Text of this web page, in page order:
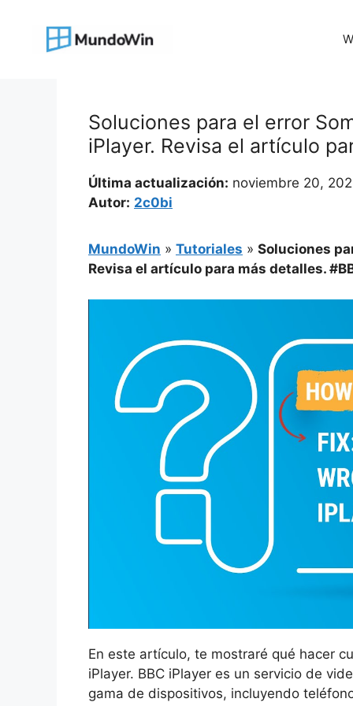
contenido
Soluciones para el error
iPlayer. Revisa el artículo
Última actualización: noviembre 20,
Autor: 2c0bi
MundoWin » Tutoriales » Soluciones
Revisa el artículo para más detalles.
En este artículo, te mostraré qué hacer
iPlayer. BBC iPlayer es un servicio de
gama de dispositivos, incluyendo